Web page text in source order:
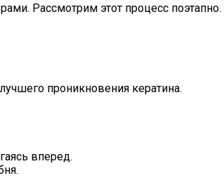
Рассмотрим этот процесс поэтапно.
проникновения кератина.
вперед.